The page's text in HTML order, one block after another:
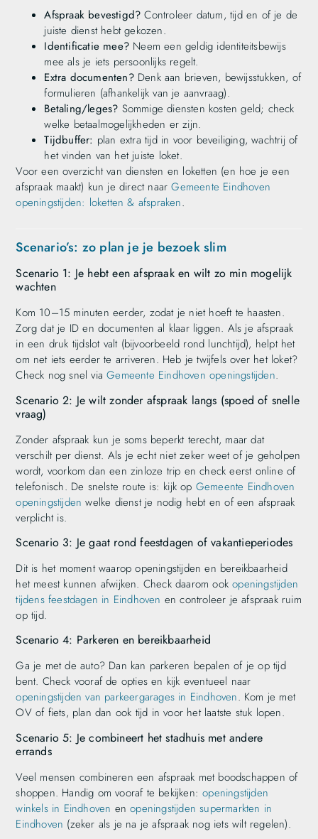
Afspraak bevestigd? Controleer datum, tijd en of je de
juiste dienst hebt gekozen.
Identificatie mee? Neem een geldig identiteitsbewijs
mee als je iets persoonlijks regelt.
Extra documenten?Denk aan brieven, bewijsstukken, of
formulieren (afhankelijk van je aanvraag).
Betaling/leges? Sommige diensten kosten geld; check
welke betaalmogelijkheden er zijn.
Tijdbuffer: plan extra tijd in voor beveiliging, wachtrij of
het vinden van het juiste loket.
Voor een overzicht van diensten en loketten (en hoe je een
afspraak maakt) kun je direct naarGemeente Eindhoven
openingstijden: loketten & afspraken.
Scenario’s: zo plan je je bezoek slim
Scenario 1: Je hebt een afspraak en wilt zo min mogelijk
wachten
Kom 10–15 minuten eerder, zodat je niet hoeft te haasten.
Zorg dat je ID en documenten al klaar liggen. Als je afspraak
in een druk tijdslot valt (bijvoorbeeld rond lunchtijd), helpt het
om net iets eerder te arriveren. Heb je twijfels over het loket?
Check nog snel viaGemeente Eindhoven openingstijden.
Scenario 2: Je wilt zonder afspraak langs (spoed of snelle
vraag)
Zonder afspraak kun je soms beperkt terecht, maar dat
verschilt per dienst. Als je echt niet zeker weet of je geholpen
wordt, voorkom dan een zinloze trip en check eerst online of
telefonisch. De snelste route is: kijk op Gemeente Eindhoven
openingstijden welke dienst je nodig hebt en of een afspraak
verplicht is.
Scenario 3: Je gaat rond feestdagen of vakantieperiodes
Dit is het moment waarop openingstijden en bereikbaarheid
het meest kunnen afwijken. Check daarom ookopeningstijden
tijdens feestdagen in Eindhoven en controleer je afspraak ruim
op tijd.
Scenario 4: Parkeren en bereikbaarheid
Ga je met de auto? Dan kan parkeren bepalen of je op tijd
bent. Check vooraf de opties en kijk eventueel naar
openingstijden van parkeergarages in Eindhoven. Kom je met
OV of fiets, plan dan ook tijd in voor het laatste stuk lopen.
Scenario 5: Je combineert het stadhuis met andere
errands
Veel mensen combineren een afspraak met boodschappen of
shoppen. Handig om vooraf te bekijken:openingstijden
winkels in Eindhoven enopeningstijden supermarkten in
Eindhoven (zeker als je na je afspraak nog iets wilt regelen).